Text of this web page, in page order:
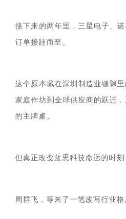
接下来的两年里，三星电子、
订单接踵而至。
这个原本藏在深圳制造业缝隙
家庭作坊到全球供应商的跃迁
的主牌桌。
但真正改变蓝思科技命运的时刻
周群飞，等来了一笔改写行业格